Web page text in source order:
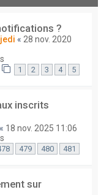
?
« 28 nov. 2020
1 2 3 4 5
inscrits
« 18 nov. 2025 11:06
479 480 481
sur